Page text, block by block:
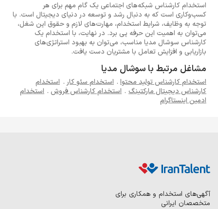
استخدام کارشناس شبکه‌های اجتماعی یک گام مهم برای هر
کسب‌وکاری است که به دنبال رشد و توسعه در دنیای دیجیتال است. با
توجه به وظایف، شرایط استخدام، مهارت‌های لازم و حقوق این شغل،
می‌توان به اهمیت این حرفه پی برد. در نهایت، با استخدام یک
کارشناس سوشال مدیا مناسب، می‌توان به بهبود استراتژی‌های
بازاریابی و افزایش تعامل با مشتریان دست یافت.
مشاغل مرتبط با سوشال مدیا
استخدام کارشناس تولید محتوا . استخدام سئو کار . استخدام
کارشناس دیجیتال مارکتینگ . استخدام کارشناس فروش . استخدام
ادمین اینستاگرام
آگهی‌های استخدام و همکاری برای
متخصصان ایرانی